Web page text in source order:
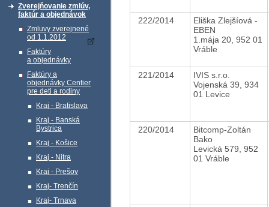
Zverejňovanie zmlúv,
faktúr a objednávok
Zmluvy zverejnené
od 1.1.2012
Faktúry
a objednávky
Faktúry a
objednávky Centier
pre deti a rodiny
Kraj - Bratislava
Kraj - Banská
Bystrica
Kraj - Košice
Kraj - Nitra
Kraj - Prešov
Kraj- Trenčín
Kraj- Trnava
222/2014
Eliška Zlejšíová -
EBEN
1.mája 20, 952 01
Vráble
221/2014
IVIS s.r.o.
Vojenská 39, 934
01 Levice
220/2014
Bitcomp-Zoltán
Bako
Levická 579, 952
01 Vráble